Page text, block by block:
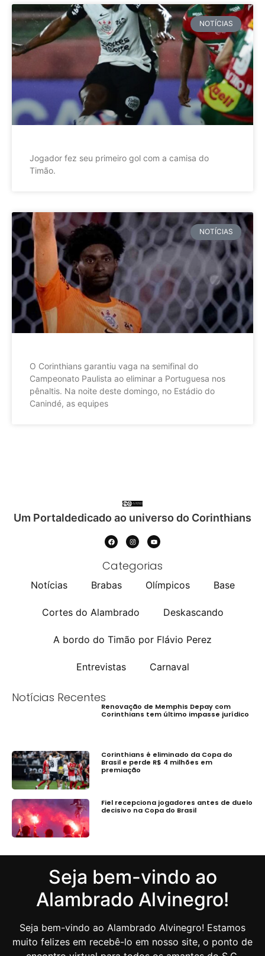
NOTÍCIAS
Jogador fez seu primeiro gol com a camisa do
Timão.
NOTÍCIAS
O Corinthians garantiu vaga na semifinal do
Campeonato Paulista ao eliminar a Portuguesa nos
pênaltis. Na noite deste domingo, no Estádio do
Canindé, as equipes
Um Portaldedicado ao universo do Corinthians
Categorias
Notícias Brabas Olímpicos Base
Cortes do Alambrado Deskascando
A bordo do Timão por Flávio Perez
Entrevistas Carnaval
Notícias Recentes
Renovação de Memphis Depay com
Corinthians tem último impasse jurídico
Corinthians é eliminado da Copa do
Brasil e perde R$ 4 milhões em
premiação
Fiel recepciona jogadores antes de duelo
decisivo na Copa do Brasil
Seja bem-vindo ao
Alambrado Alvinegro!
Seja bem-vindo ao Alambrado Alvinegro! Estamos
muito felizes em recebê-lo em nosso site, o ponto de